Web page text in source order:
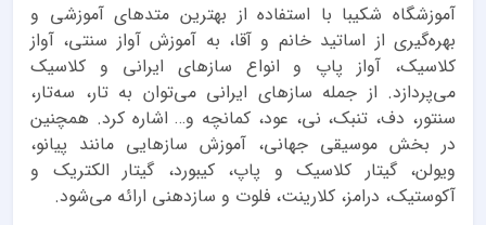
آموزشگاه شکیبا با استفاده از بهترین متدهای آموزشی و
بهره‌گیری از اساتید خانم و آقا، به آموزش آواز سنتی، آواز
کلاسیک، آواز پاپ و انواع سازهای ایرانی و کلاسیک
می‌پردازد. از جمله سازهای ایرانی می‌توان به تار، سه‌تار،
سنتور، دف، تنبک، نی، عود، کمانچه و… اشاره کرد. همچنین
در بخش موسیقی جهانی، آموزش سازهایی مانند پیانو،
ویولن، گیتار کلاسیک و پاپ، کیبورد، گیتار الکتریک و
آکوستیک، درامز، کلارینت، فلوت و سازدهنی ارائه می‌شود.